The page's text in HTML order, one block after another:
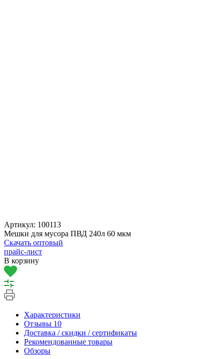
Артикул: 100113
Мешки для мусора ПВД 240л 60 мкм
Скачать оптовый
прайс-лист
В корзину
Характеристики
Отзывы 10
Доставка / скидки / сертификаты
Рекомендованные товары
Обзоры